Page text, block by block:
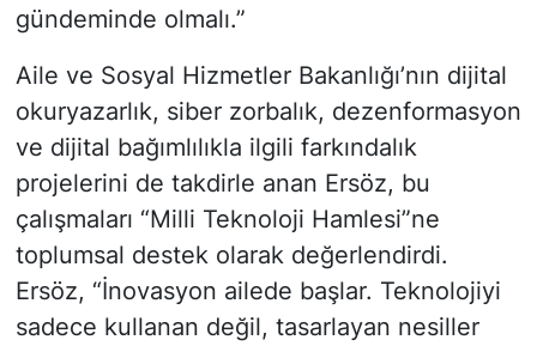
gündeminde olmalı.”
Aile ve Sosyal Hizmetler Bakanlığı’nın dijital
okuryazarlık, siber zorbalık, dezenformasyon
ve dijital bağımlılıkla ilgili farkındalık
projelerini de takdirle anan Ersöz, bu
çalışmaları “Milli Teknoloji Hamlesi”ne
toplumsal destek olarak değerlendirdi.
Ersöz, “İnovasyon ailede başlar. Teknolojiyi
sadece kullanan değil, tasarlayan nesiller